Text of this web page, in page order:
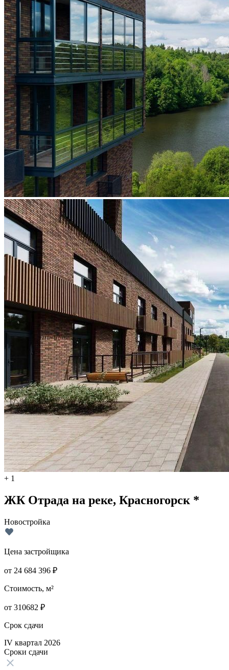
+ 1
ЖК Отрада на реке, Красногорск *
Новостройка
Цена застройщика
от 24 684 396 ₽
Стоимость, м²
от 310682 ₽
Срок сдачи
IV квартал 2026
Сроки сдачи